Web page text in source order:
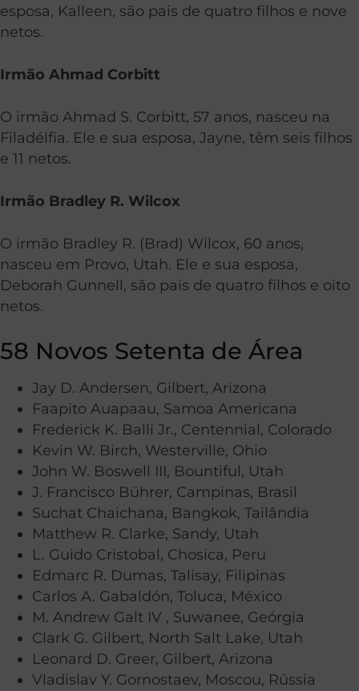
esposa, Kalleen, são pais de quatro filhos e nove
netos.
Irmão Ahmad Corbitt
O irmão Ahmad S. Corbitt, 57 anos, nasceu na
Filadélfia. Ele e sua esposa, Jayne, têm seis filhos
e 11 netos.
Irmão Bradley R. Wilcox
O irmão Bradley R. (Brad) Wilcox, 60 anos,
nasceu em Provo, Utah. Ele e sua esposa,
Deborah Gunnell, são pais de quatro filhos e oito
netos.
58 Novos Setenta de Área
Jay D. Andersen, Gilbert, Arizona
Faapito Auapaau, Samoa Americana
Frederick K. Balli Jr., Centennial, Colorado
Kevin W. Birch, Westerville, Ohio
John W. Boswell III, Bountiful, Utah
J. Francisco Bührer, Campinas, Brasil
Suchat Chaichana, Bangkok, Tailândia
Matthew R. Clarke, Sandy, Utah
L. Guido Cristobal, Chosica, Peru
Edmarc R. Dumas, Talisay, Filipinas
Carlos A. Gabaldón, Toluca, México
M. Andrew Galt IV , Suwanee, Geórgia
Clark G. Gilbert, North Salt Lake, Utah
Leonard D. Greer, Gilbert, Arizona
Vladislav Y. Gornostaev, Moscou, Rússia